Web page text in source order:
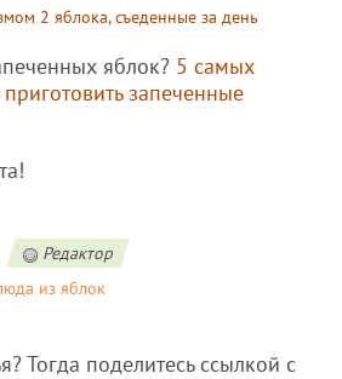
2 яблока, съеденные за день
яблок? 5 самых
запеченные
Редактор
из яблок
Тогда поделитесь ссылкой с